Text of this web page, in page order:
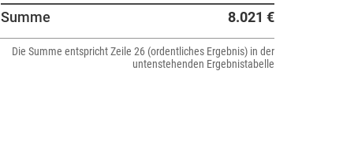
09 Räumliche Planung und
Entwicklung, Geoinfomation
-60.643 €
05 SozialeLeistungen 57.611 €
Summe 8.021 €
Die Summe entspricht Zeile 26 (ordentliches Ergebnis) in der
untenstehenden Ergebnistabelle